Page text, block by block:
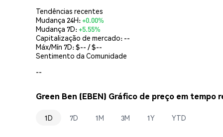
Tendências recentes
Mudança 24H:+0.00%
Mudança 7D:+5.55%
Capitalização de mercado: --
Máx/Mín 7D: $-- / $--
Sentimento da Comunidade
--
Green Ben (EBEN) Gráfico de preço em tempo
1D 7D 1M 3M 1Y YTD